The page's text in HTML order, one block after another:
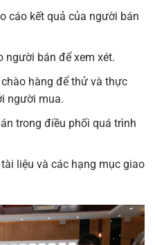
cáo kết quả của người bán
người bán để xem xét.
hàng để thử và thực
người mua.
trong điều phối quá trình
liệu và các hạng mục giao